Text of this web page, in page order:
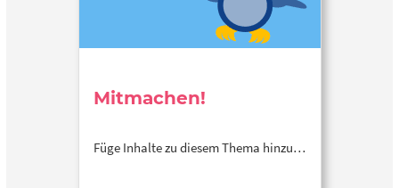
Mitmachen!
Füge Inhalte zu diesem Thema hinzu…